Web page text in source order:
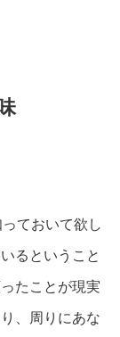
ておいて欲し
るということ
たことが現実
、周りにあな